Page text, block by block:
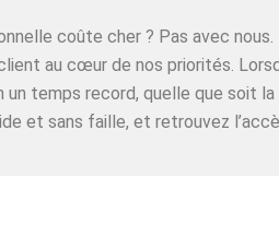
coûte cher ? Pas avec
au cœur de nos priorités.
un temps record, quelle que
et sans faille, et retrouvez